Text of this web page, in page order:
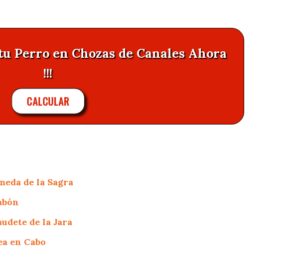
Perro en Chozas de Canales Ahora
!!!
CALCULAR
de la Sagra
de la Jara
en Cabo